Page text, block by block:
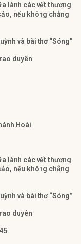
lành các vết thương
nếu không chẳng
và bài thơ “Sóng”
duyên
Hoài
lành các vết thương
nếu không chẳng
và bài thơ “Sóng”
duyên